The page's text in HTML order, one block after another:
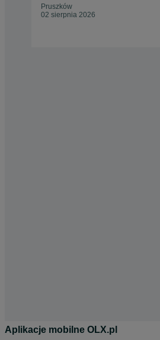
Pruszków
02 sierpnia 2026
Aplikacje mobilne OLX.pl